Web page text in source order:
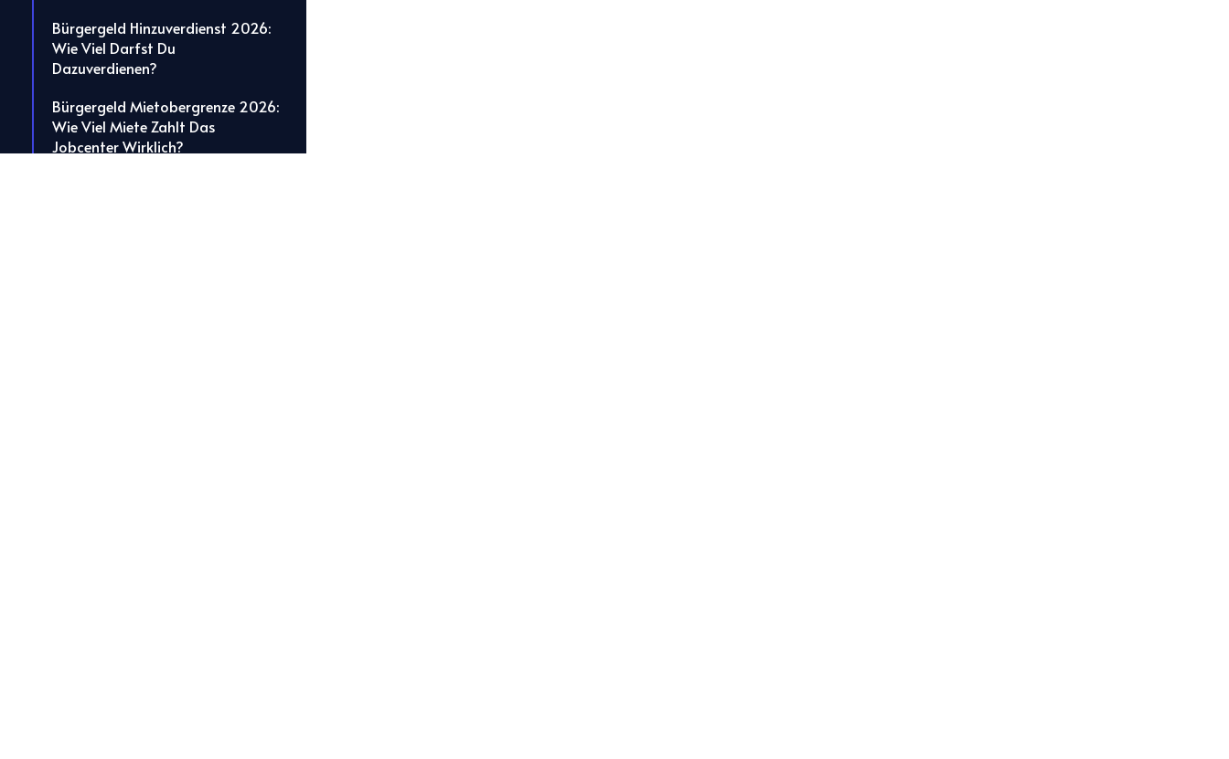
Bürgergeld Hinzuverdienst 2026:
Wie Viel Darfst Du
Dazuverdienen?
Bürgergeld Mietobergrenze 2026:
Wie Viel Miete Zahlt Das
Jobcenter Wirklich?